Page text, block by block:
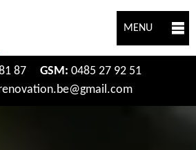
MENU
87 GSM: 0485 27 92 51